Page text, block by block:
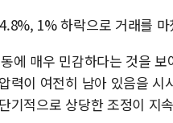
1% 하락으로 거래를 마
에 매우 민감하다는 것을
이 여전히 남아 있음을 시
기적으로 상당한 조정이 지